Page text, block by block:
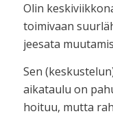
Olin
toimivaan
jeesata
Sen
aikataulu on
hoituu, mutta